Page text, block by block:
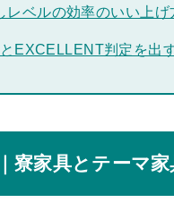
レベルの効率のいい上げ
EXCELLENT判定を出
寮家具とテーマ